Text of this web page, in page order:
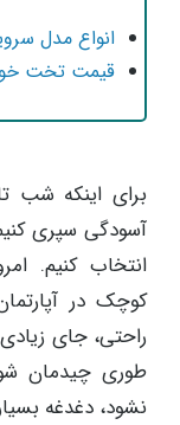
انواع مدل
قیمت تخت
برای اینکه شب
آسودگی سپری
انتخاب کنیم.
کوچک در
راحتی، جای زیادی
طوری چیدمان
نشود، دغدغه